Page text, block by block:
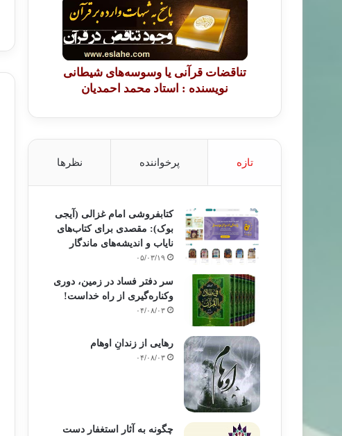
تناقضات قرآنی یا وسوسه‌های شیطانی
نویسنده : استاد محمد احمدیان
تازه پرخواننده نظرها
کتابفروشی امام غزالی (آیجی
بوک): مقصدی برای کتاب‌های
نایاب و اندیشه‌های ماندگار
۰۵/۰۳/۱۹
سر دفتر فساد در زمین‌، دوری
وکناره‌گیری از راه خداست‌!
۰۴/۰۸/۰۳
رهایی از زندانِ اوهام
۰۴/۰۸/۰۳
چگونه به آثار استغفار دست